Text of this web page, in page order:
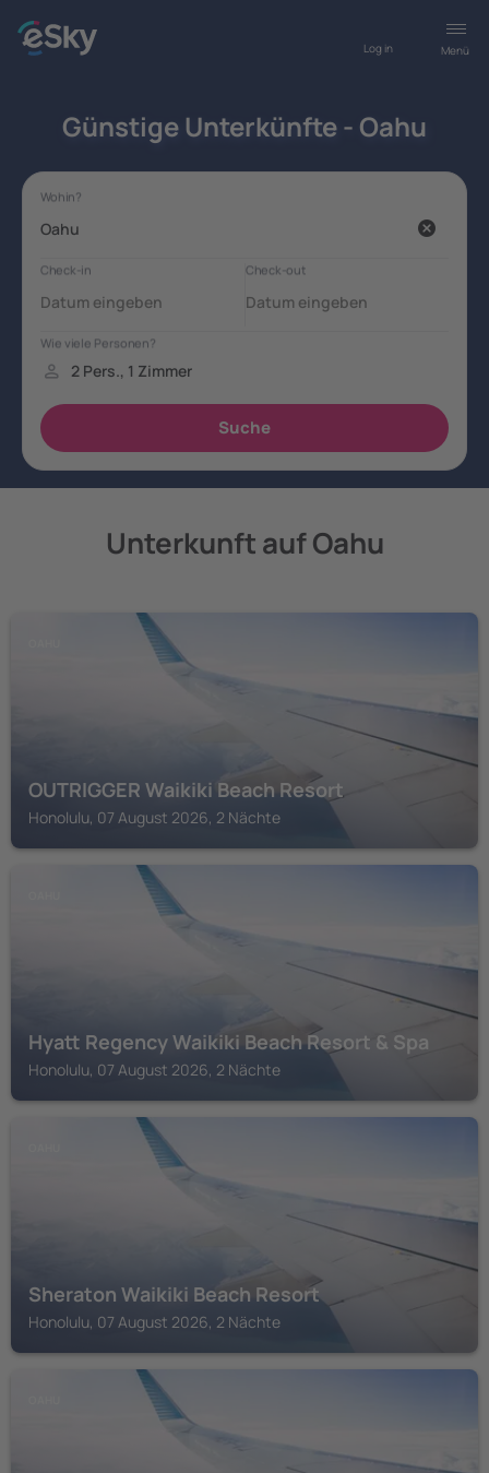
Menü
Log in
Günstige Unterkünfte - Oahu
Unterkunft auf Oahu
OUTRIGGER Waikiki Beach Resort
Honolulu, 07 August 2026, 2 Nächte
Hyatt Regency Waikiki Beach Resort & Spa
Honolulu, 07 August 2026, 2 Nächte
Sheraton Waikiki Beach Resort
Honolulu, 07 August 2026, 2 Nächte